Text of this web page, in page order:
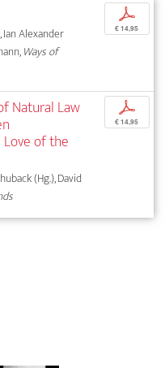
Ian Alexander
Ways of
p
€ 14,95
Natural Law
of the
(Hg.), David
p
€ 14,95